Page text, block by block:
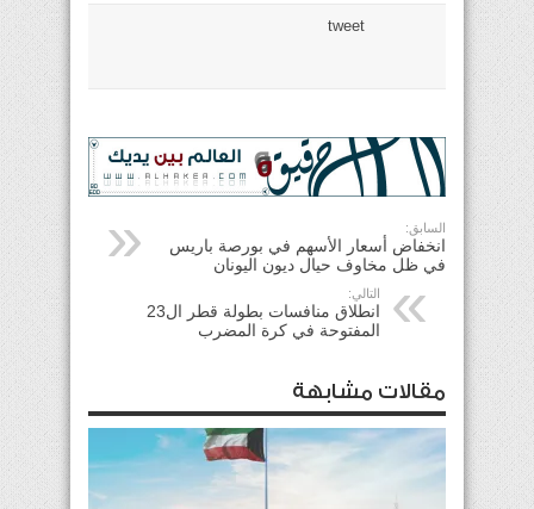
tweet
السابق:
انخفاض أسعار الأسهم في بورصة باريس
في ظل مخاوف حيال ديون اليونان
التالي:
انطلاق منافسات بطولة قطر ال23
المفتوحة في كرة المضرب
مقالات مشابهة